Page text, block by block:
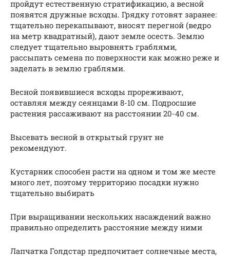
пройдут естественную стратификацию, а весной
появятся дружные всходы. Грядку готовят заранее:
тщательно перекапывают, вносят перегной (ведро
на метр квадратный), дают земле осесть. Землю
следует тщательно выровнять граблями,
рассыпать семена по поверхности как можно реже и
заделать в землю граблями.
Весной появившиеся всходы прореживают,
оставляя между сеянцами 8-10 см. Подросшие
растения рассаживают на расстоянии 20-40 см.
Высевать весной в открытый грунт не
рекомендуют.
Кустарник способен расти на одном и том же месте
много лет, поэтому территорию посадки нужно
тщательно выбирать
При выращивании нескольких насаждений важно
правильно определить расстояние между ними
Лапчатка Голдстар предпочитает солнечные места,